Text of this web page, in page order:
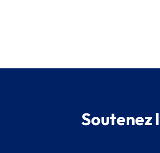
Soutenez